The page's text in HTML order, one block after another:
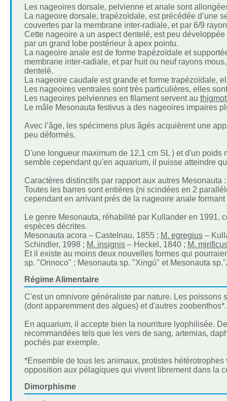
Les nageoires dorsale, pelvienne et anale sont
La nageoire dorsale, trapézoïdale, est précédée d’une
couvertes par la membrane inter-radiale, et par 6/9
Cette nageoire a un aspect dentelé, est peu
par un grand lobe postérieur à apex pointu.
La nageoire anale est de forme trapézoïdale et
membrane inter-radiale, et par huit ou neuf rayons
dentelé.
La nageoire caudale est grande et forme trapézoïdale,
Les nageoires ventrales sont très particulières, elles
Les nageoires pelviennes en filament servent au
Le mâle Mesonauta festivus a des nageoires impaires
Avec l’âge, les spécimens plus âgés acquièrent une
peu déformés.
D'une longueur maximum de 12,1 cm SL ) et d'un
semble cependant qu'en aquarium, il puisse atteindre
Caractères distinctifs par rapport aux autres Mesonauta :
Toutes les barres sont entières (ni scindées en 2
cependant en arrivant prés de la nageoire anale
Le genre Mesonauta, réhabilité par Kullander en 1991,
espèces décrites.
Mesonauta acora – Castelnau, 1855 ; M. egregius–
Schindler, 1998 ; M. insignis– Heckel, 1840 ; M.
Et il existe au moins deux nouvelles formes qui
sp. "Orinoco" ; Mesonauta sp. "Xingú" et Mesonauta
Régime Alimentaire
C'est un omnivore généraliste par nature. Les
(dont apparemment des algues) et d'autres zoobenthos*.
En aquarium, il accepte bien la nourriture lyophilisée.
recommandées tels que les vers de sang, artemias,
pochés par exemple.
*Ensemble de tous les animaux, protistes
opposition aux pélagiques qui vivent librement dans la
Dimorphisme